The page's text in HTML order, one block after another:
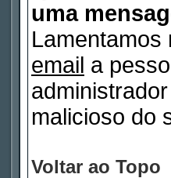
uma
Lamentamos
email a
malicioso do
Voltar ao Topo